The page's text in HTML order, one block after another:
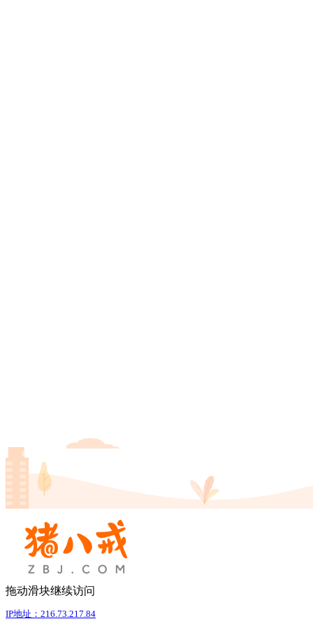
拖动滑块继续访问
IP地址：216.73.217.84